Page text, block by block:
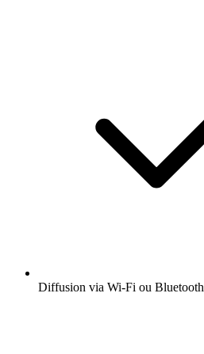
Diffusion via Wi-Fi ou Bluetooth